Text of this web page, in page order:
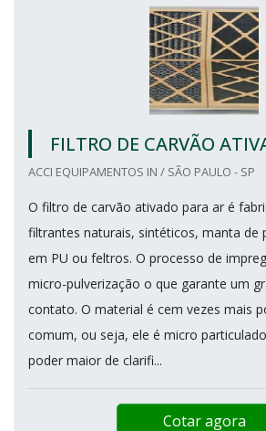
FILTRO DE CARVÃO
ACCI EQUIPAMENTOS IN / SÃO PAULO - SP
O filtro de carvão ativado para ar é
filtrantes naturais, sintéticos, manta de
em PU ou feltros. O processo de
micro-pulverização o que garante um
contato. O material é cem vezes mais
comum, ou seja, ele é micro
poder maior de clarifi...
Cotar agora